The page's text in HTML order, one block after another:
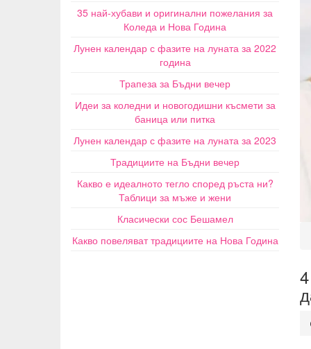
35 най-хубави и оригинални пожелания за
Коледа и Нова Година
Лунен календар с фазите на луната за 2022
година
Трапеза за Бъдни вечер
Идеи за коледни и новогодишни късмети за
баница или питка
Лунен календар с фазите на луната за 2023
Традициите на Бъдни вечер
Какво е идеалното тегло според ръста ни?
Таблици за мъже и жени
Класически сос Бешамел
Какво повеляват традициите на Нова Година